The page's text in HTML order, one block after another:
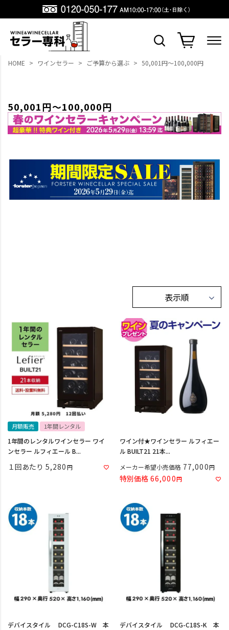
HOME ワインセラー ご予算から選ぶ 50,001円～100,000円
50,001円～100,000円
月額販売 1年間レンタル
1年間のレンタルワインセラー ワイ
ンセラー ルフィエール B...
１回あたり 5,280
ワイン付★ワインセラー ルフィエー
ル BUILT21 21本...
メーカー希望小売価格 77,000
特別価格 66,000
デバイスタイル DCG-C18S-W 本
デバイスタイル DCG-C18S-K 本